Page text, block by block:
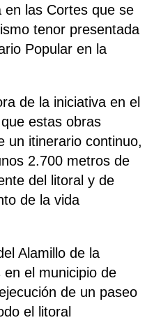
en las Cortes que se
tenor presentada
Popular en la
de la iniciativa en el
estas obras
un itinerario continuo,
2.700 metros de
del litoral y de
de la vida
Alamillo de la
el municipio de
de un paseo
el litoral